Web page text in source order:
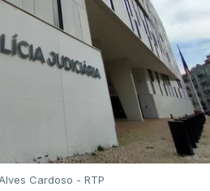
Cardoso - RTP